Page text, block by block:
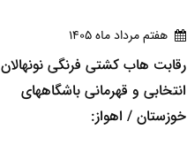
هفتم مرداد ماه 1405
رقابت هاب کشتی فرنگی نونهالان
انتخابی و قهرمانی باشگاههای
خوزستان / اهواز: